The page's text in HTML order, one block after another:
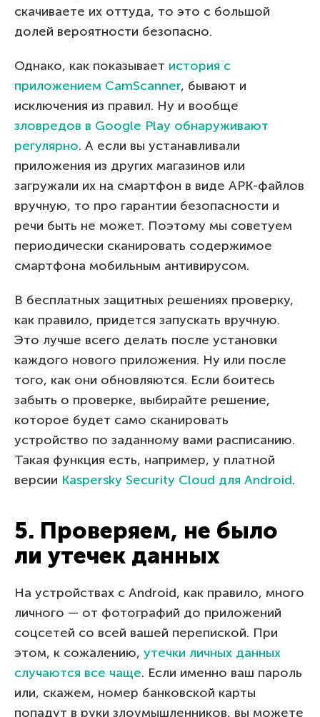
скачиваете их оттуда, то это с большой
долей вероятности безопасно.
Однако, как показывает история с
приложением CamScanner, бывают и
исключения из правил. Ну и вообще
зловредов в Google Play обнаруживают
регулярно. А если вы устанавливали
приложения из других магазинов или
загружали их на смартфон в виде APK-файлов
вручную, то про гарантии безопасности и
речи быть не может. Поэтому мы советуем
периодически сканировать содержимое
смартфона мобильным антивирусом.
В бесплатных защитных решениях проверку,
как правило, придется запускать вручную.
Это лучше всего делать после установки
каждого нового приложения. Ну или после
того, как они обновляются. Если боитесь
забыть о проверке, выбирайте решение,
которое будет само сканировать
устройство по заданному вами расписанию.
Такая функция есть, например, у платной
версии Kaspersky Security Cloud для Android.
5. Проверяем, не было
ли утечек данных
На устройствах с Android, как правило, много
личного — от фотографий до приложений
соцсетей со всей вашей перепиской. При
этом, к сожалению, утечки личных данных
случаются все чаще. Если именно ваш пароль
или, скажем, номер банковской карты
попадут в руки злоумышленников, вы можете